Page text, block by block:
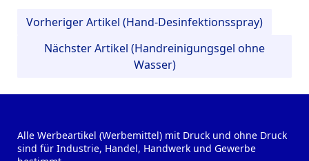
Vorheriger Artikel (Hand-Desinfektionsspray)
Nächster Artikel (Handreinigungsgel ohne
Wasser)
Alle Werbeartikel (Werbemittel) mit Druck und ohne Druck
sind für Industrie, Handel, Handwerk und Gewerbe